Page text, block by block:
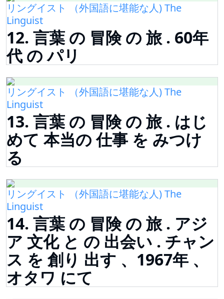
リングイスト （外国語に堪能な人) The
Linguist
12. 言葉 の 冒険 の 旅 . 60年
代 の パリ
リングイスト （外国語に堪能な人) The
Linguist
13. 言葉 の 冒険 の 旅 . はじ
めて 本当の 仕事 を みつけ
る
リングイスト （外国語に堪能な人) The
Linguist
14. 言葉 の 冒険 の 旅 . アジ
ア 文化 と の 出会い . チャン
ス を 創り 出す 、1967年 、
オタワ にて